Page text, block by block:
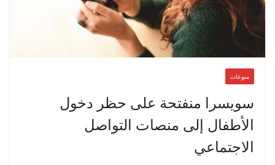
منوعات
سويسرا منفتحة على حظر دخول
الأطفال إلى منصات التواصل
الاجتماعي